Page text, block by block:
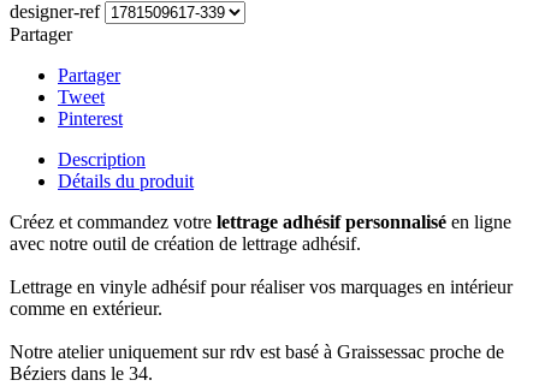
designer-ref
Partager
Partager
Tweet
Pinterest
Description
Détails du produit
Créez et commandez votre lettrage adhésif personnalisé en ligne
avec notre outil de création de lettrage adhésif.
Lettrage en vinyle adhésif pour réaliser vos marquages en intérieur
comme en extérieur.
Notre atelier uniquement sur rdv est basé à Graissessac proche de
Béziers dans le 34.